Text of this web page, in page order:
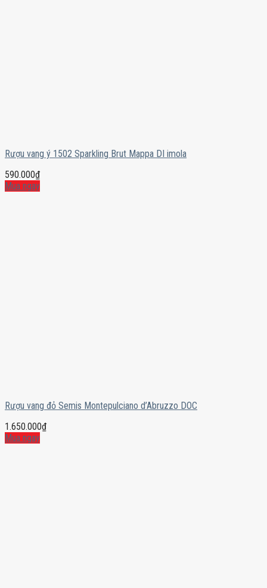
Rượu vang ý 1502 Sparkling Brut Mappa DI imola
590.000₫
Mua ngay
Rượu vang đỏ Semis Montepulciano d’Abruzzo DOC
1.650.000₫
Mua ngay